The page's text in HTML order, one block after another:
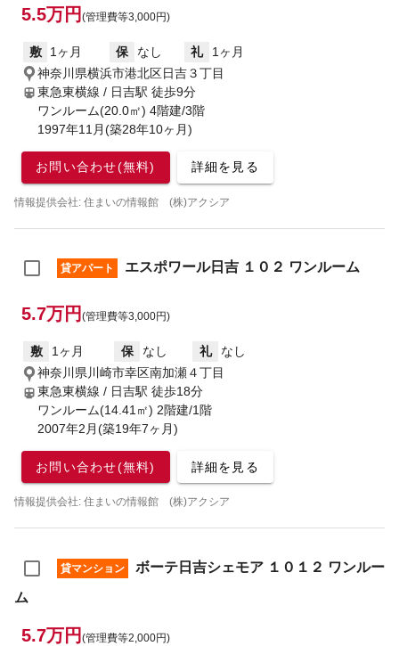
5.5万円 (管理費等3,000円)
敷 1ヶ月 保 なし 礼
1ヶ月
神奈川県横浜市港北区日吉３丁目
東急東横線 / 日吉駅 徒歩9分
ワンルーム(20.0㎡) 4階建/3階
1997年11月(築28年10ヶ月)
お問い合わせ(無料) 詳細を見る
情報提供会社: 住まいの情報館 (株)アクシア
貸アパート エスポワール日吉 １０２ ワンルーム
5.7万円 (管理費等3,000円)
敷 1ヶ月 保 なし 礼
なし
神奈川県川崎市幸区南加瀬４丁目
東急東横線 / 日吉駅 徒歩18分
ワンルーム(14.41㎡) 2階建/1階
2007年2月(築19年7ヶ月)
お問い合わせ(無料) 詳細を見る
情報提供会社: 住まいの情報館 (株)アクシア
貸マンション
ボーテ日吉シェモア １０１２ ワンルー
ム
5.7万円 (管理費等2,000円)